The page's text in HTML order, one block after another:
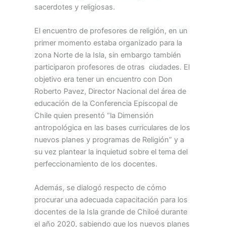
sacerdotes y religiosas.
El encuentro de profesores de religión, en un
primer momento estaba organizado para la
zona Norte de la Isla, sin embargo también
participaron profesores de otras ciudades. El
objetivo era tener un encuentro con Don
Roberto Pavez, Director Nacional del área de
educación de la Conferencia Episcopal de
Chile quien presentó “la Dimensión
antropológica en las bases curriculares de los
nuevos planes y programas de Religión” y a
su vez plantear la inquietud sobre el tema del
perfeccionamiento de los docentes.
Además, se dialogó respecto de cómo
procurar una adecuada capacitación para los
docentes de la Isla grande de Chiloé durante
el año 2020, sabiendo que los nuevos planes